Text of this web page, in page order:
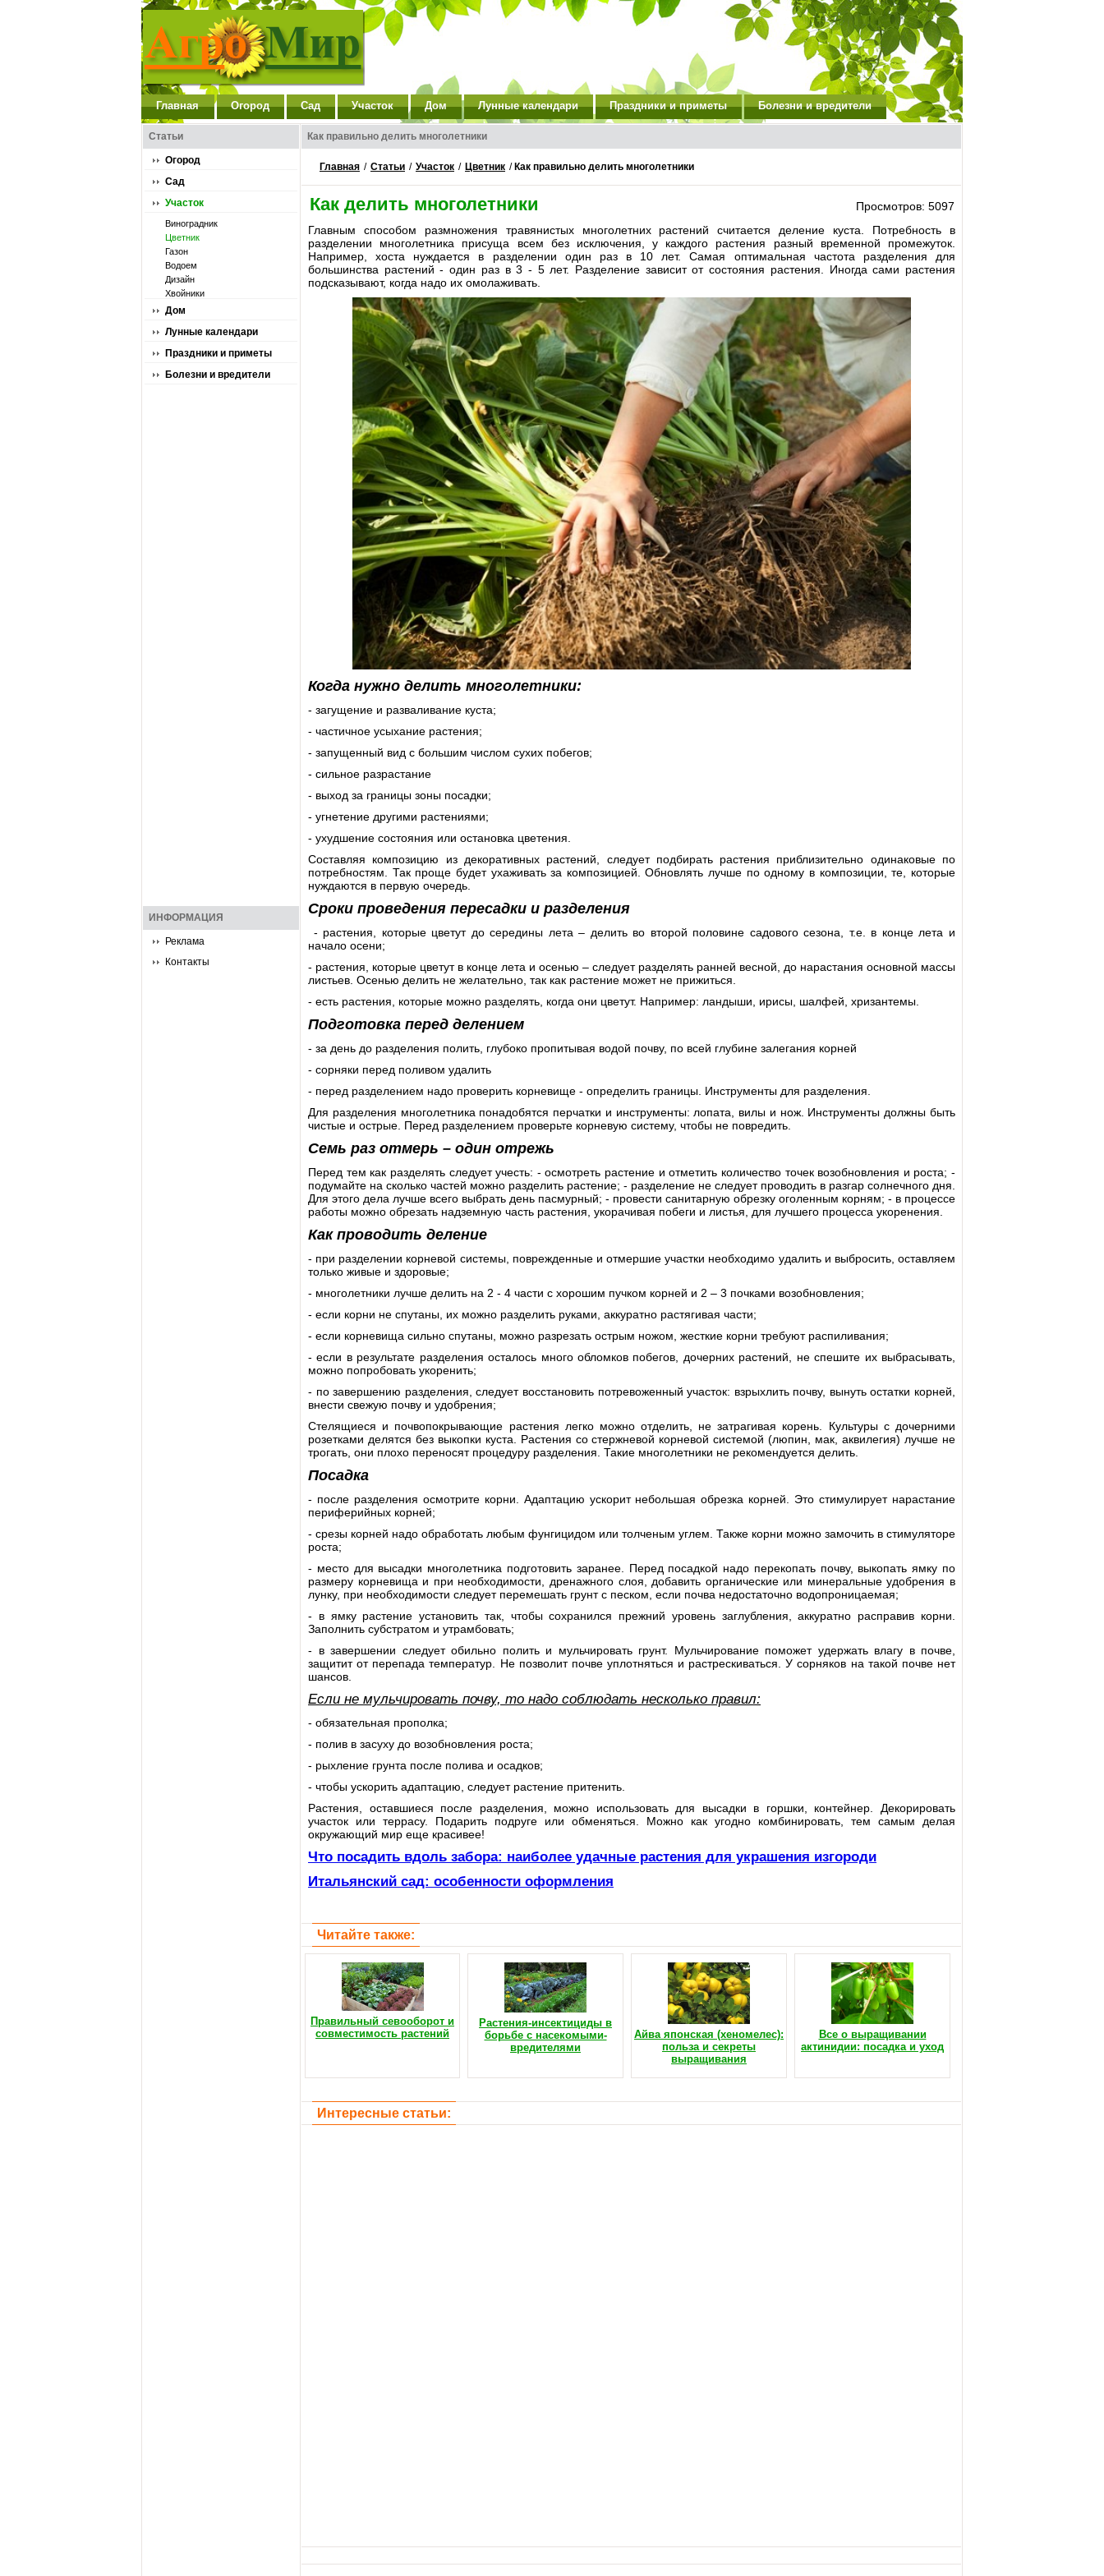
Главная Огород Сад Участок Дом Лунные календари Праздники и приметы Болезни и вредители
Статьи
Огород
Сад
Участок
Виноградник
Цветник
Газон
Водоем
Дизайн
Хвойники
Дом
Лунные календари
Праздники и приметы
Болезни и вредители
ИНФОРМАЦИЯ
Реклама
Контакты
Как правильно делить многолетники
Главная / Статьи / Участок / Цветник / Как правильно делить многолетники
Как делить многолетники
Просмотров: 5097
Главным способом размножения травянистых многолетних растений считается деление куста. Потребность в
разделении многолетника присуща всем без исключения, у каждого растения разный временной промежуток.
Например, хоста нуждается в разделении один раз в 10 лет. Самая оптимальная частота разделения для
большинства растений - один раз в 3 - 5 лет. Разделение зависит от состояния растения. Иногда сами растения
подсказывают, когда надо их омолаживать.
Когда нужно делить многолетники:
- загущение и разваливание куста;
- частичное усыхание растения;
- запущенный вид с большим числом сухих побегов;
- сильное разрастание
- выход за границы зоны посадки;
- угнетение другими растениями;
- ухудшение состояния или остановка цветения.
Составляя композицию из декоративных растений, следует подбирать растения приблизительно одинаковые по
потребностям. Так проще будет ухаживать за композицией. Обновлять лучше по одному в композиции, те, которые
нуждаются в первую очередь.
Сроки проведения пересадки и разделения
- растения, которые цветут до середины лета – делить во второй половине садового сезона, т.е. в конце лета и
начало осени;
- растения, которые цветут в конце лета и осенью – следует разделять ранней весной, до нарастания основной массы
листьев. Осенью делить не желательно, так как растение может не прижиться.
- есть растения, которые можно разделять, когда они цветут. Например: ландыши, ирисы, шалфей, хризантемы.
Подготовка перед делением
- за день до разделения полить, глубоко пропитывая водой почву, по всей глубине залегания корней
- сорняки перед поливом удалить
- перед разделением надо проверить корневище - определить границы. Инструменты для разделения.
Для разделения многолетника понадобятся перчатки и инструменты: лопата, вилы и нож. Инструменты должны быть
чистые и острые. Перед разделением проверьте корневую систему, чтобы не повредить.
Семь раз отмерь – один отрежь
Перед тем как разделять следует учесть: - осмотреть растение и отметить количество точек возобновления и роста; -
подумайте на сколько частей можно разделить растение; - разделение не следует проводить в разгар солнечного дня.
Для этого дела лучше всего выбрать день пасмурный; - провести санитарную обрезку оголенным корням; - в процессе
работы можно обрезать надземную часть растения, укорачивая побеги и листья, для лучшего процесса укоренения.
Как проводить деление
- при разделении корневой системы, поврежденные и отмершие участки необходимо удалить и выбросить, оставляем
только живые и здоровые;
- многолетники лучше делить на 2 - 4 части с хорошим пучком корней и 2 – 3 почками возобновления;
- если корни не спутаны, их можно разделить руками, аккуратно растягивая части;
- если корневища сильно спутаны, можно разрезать острым ножом, жесткие корни требуют распиливания;
- если в результате разделения осталось много обломков побегов, дочерних растений, не спешите их выбрасывать,
можно попробовать укоренить;
- по завершению разделения, следует восстановить потревоженный участок: взрыхлить почву, вынуть остатки корней,
внести свежую почву и удобрения;
Стелящиеся и почвопокрывающие растения легко можно отделить, не затрагивая корень. Культуры с дочерними
розетками делятся без выкопки куста. Растения со стержневой корневой системой (люпин, мак, аквилегия) лучше не
трогать, они плохо переносят процедуру разделения. Такие многолетники не рекомендуется делить.
Посадка
- после разделения осмотрите корни. Адаптацию ускорит небольшая обрезка корней. Это стимулирует нарастание
периферийных корней;
- срезы корней надо обработать любым фунгицидом или толченым углем. Также корни можно замочить в стимуляторе
роста;
- место для высадки многолетника подготовить заранее. Перед посадкой надо перекопать почву, выкопать ямку по
размеру корневища и при необходимости, дренажного слоя, добавить органические или минеральные удобрения в
лунку, при необходимости следует перемешать грунт с песком, если почва недостаточно водопроницаемая;
- в ямку растение установить так, чтобы сохранился прежний уровень заглубления, аккуратно расправив корни.
Заполнить субстратом и утрамбовать;
- в завершении следует обильно полить и мульчировать грунт. Мульчирование поможет удержать влагу в почве,
защитит от перепада температур. Не позволит почве уплотняться и растрескиваться. У сорняков на такой почве нет
шансов.
Если не мульчировать почву, то надо соблюдать несколько правил:
- обязательная прополка;
- полив в засуху до возобновления роста;
- рыхление грунта после полива и осадков;
- чтобы ускорить адаптацию, следует растение притенить.
Растения, оставшиеся после разделения, можно использовать для высадки в горшки, контейнер. Декорировать
участок или террасу. Подарить подруге или обменяться. Можно как угодно комбинировать, тем самым делая
окружающий мир еще красивее!
Что посадить вдоль забора: наиболее удачные растения для украшения изгороди
Итальянский сад: особенности оформления
Читайте также:
Правильный севооборот и
совместимость растений
Растения-инсектициды в
борьбе с насекомыми-
вредителями
Айва японская (хеномелес):
польза и секреты
выращивания
Все о выращивании
актинидии: посадка и уход
Интересные статьи: